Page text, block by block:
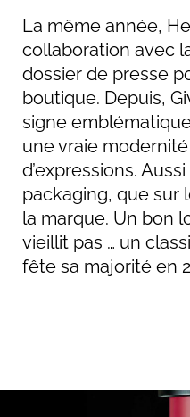
La même année,
collaboration avec
dossier de presse
boutique. Depuis,
signe
une vraie
d’expressions.
packaging, que sur
la marque. Un bon
vieillit pas … un
fête sa majorité en